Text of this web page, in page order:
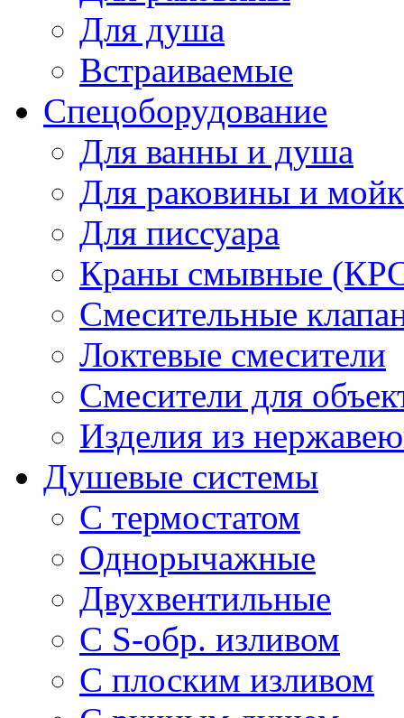
Для душа
Встраиваемые
Спецоборудование
Для ванны и душа
Для раковины и
Для писсуара
Краны смывные
Смесительные
Локтевые смесители
Смесители для
Изделия из
Душевые системы
С термостатом
Однорычажные
Двухвентильные
С S-обр. изливом
С плоским изливом